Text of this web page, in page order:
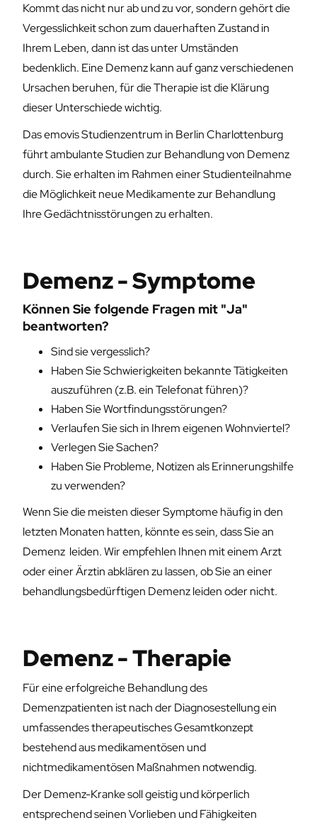
Kommt das nicht nur ab und zu vor, sondern gehört die
Vergesslichkeit schon zum dauerhaften Zustand in
Ihrem Leben, dann ist das unter Umständen
bedenklich. Eine Demenz kann auf ganz verschiedenen
Ursachen beruhen, für die Therapie ist die Klärung
dieser Unterschiede wichtig.
Das emovis Studienzentrum in Berlin Charlottenburg
führt ambulante Studien zur Behandlung von Demenz
durch. Sie erhalten im Rahmen einer Studienteilnahme
die Möglichkeit neue Medikamente zur Behandlung
Ihre Gedächtnisstörungen zu erhalten.
Demenz - Symptome
Können Sie folgende Fragen mit "Ja"
beantworten?
Sind sie vergesslich?
Haben Sie Schwierigkeiten bekannte Tätigkeiten
auszuführen (z.B. ein Telefonat führen)?
Haben Sie Wortfindungsstörungen?
Verlaufen Sie sich in Ihrem eigenen Wohnviertel?
Verlegen Sie Sachen?
Haben Sie Probleme, Notizen als Erinnerungshilfe
zu verwenden?
Wenn Sie die meisten dieser Symptome häufig in den
letzten Monaten hatten, könnte es sein, dass Sie an
Demenz leiden. Wir empfehlen Ihnen mit einem Arzt
oder einer Ärztin abklären zu lassen, ob Sie an einer
behandlungsbedürftigen Demenz leiden oder nicht.
Demenz - Therapie
Für eine erfolgreiche Behandlung des
Demenzpatienten ist nach der Diagnosestellung ein
umfassendes therapeutisches Gesamtkonzept
bestehend aus medikamentösen und
nichtmedikamentösen Maßnahmen notwendig.
Der Demenz-Kranke soll geistig und körperlich
entsprechend seinen Vorlieben und Fähigkeiten